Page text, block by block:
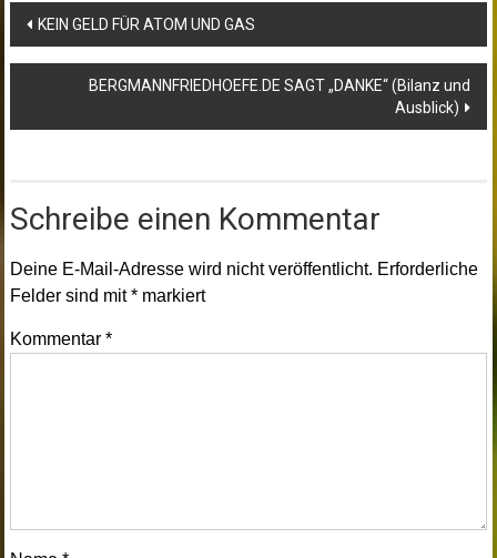
Beitragsnavigation
KEIN GELD FÜR ATOM UND GAS
BERGMANNFRIEDHOEFE.DE SAGT „DANKE“ (Bilanz und
Ausblick)
Schreibe einen Kommentar
Deine E-Mail-Adresse wird nicht veröffentlicht. Erforderliche
Felder sind mit*markiert
Kommentar *